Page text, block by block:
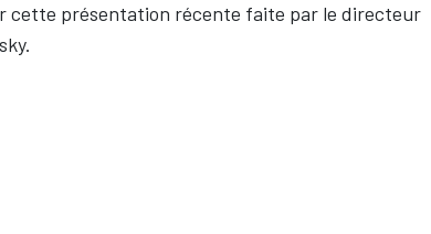
cette présentation récente faite par le directeur